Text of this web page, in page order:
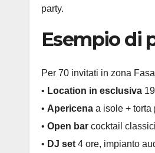
party.
Esempio di
Per 70 invitati in zona
• Location in esclusiva
• Apericena a isole + torta
• Open bar cocktail
• DJ set 4 ore, impianto